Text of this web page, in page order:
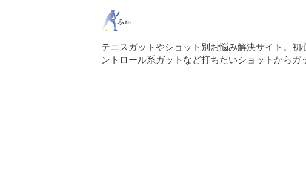
テニスガットやショット別お悩み解決サイト。
ントロール系ガットなど打ちたいショットからガ